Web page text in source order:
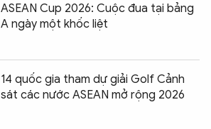
ASEAN Cup 2026: Cuộc đua tại bảng
A ngày một khốc liệt
14 quốc gia tham dự giải Golf Cảnh
sát các nước ASEAN mở rộng 2026